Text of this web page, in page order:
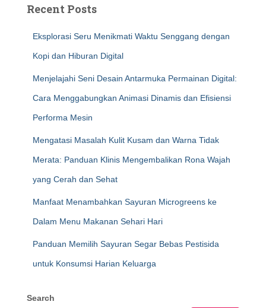
Recent Posts
Eksplorasi Seru Menikmati Waktu Senggang dengan
Kopi dan Hiburan Digital
Menjelajahi Seni Desain Antarmuka Permainan Digital:
Cara Menggabungkan Animasi Dinamis dan Efisiensi
Performa Mesin
Mengatasi Masalah Kulit Kusam dan Warna Tidak
Merata: Panduan Klinis Mengembalikan Rona Wajah
yang Cerah dan Sehat
Manfaat Menambahkan Sayuran Microgreens ke
Dalam Menu Makanan Sehari Hari
Panduan Memilih Sayuran Segar Bebas Pestisida
untuk Konsumsi Harian Keluarga
Search